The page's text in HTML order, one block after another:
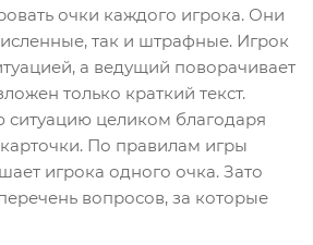
очки каждого игрока. Они
так и штрафные. Игрок
а ведущий поворачивает
только краткий текст.
ситуацию целиком благодаря
По правилам игры
игрока одного очка. Зато
вопросов, за которые